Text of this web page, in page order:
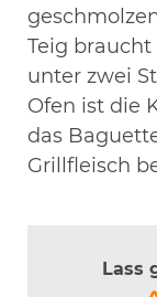
Teig
unter zwei
Ofen ist die
das
Grillfleisch
Lass